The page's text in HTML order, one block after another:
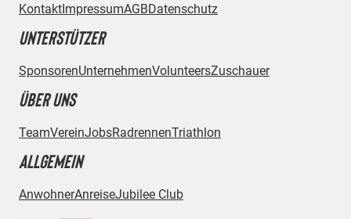
KontaktImpressumAGBDatenschutz
UNTERSTÜTZER
SponsorenUnternehmenVolunteersZuschauer
ÜBER UNS
TeamVereinJobsRadrennenTriathlon
ALLGEMEIN
AnwohnerAnreiseJubilee Club